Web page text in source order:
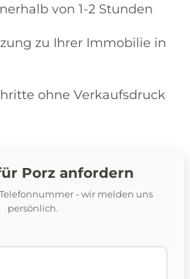
von 1-2 Stunden
zu Ihrer Immobilie in
ohne Verkaufsdruck
Porz anfordern
- wir melden uns
persönlich.